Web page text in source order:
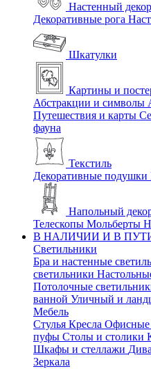
Настенный декор
Декоративные рога
Шкатулки
Картины и
Абстракции и символы
Путешествия и карты
фауна
Текстиль
Декоративные подушки
Напольный
Телескопы Мольберты
В НАЛИЧИИ И В
Светильники
Бра и настенные
светильники
Потолочные
ванной Уличный и
Мебель
Стулья Кресла Офисные
пуфы Столы и столики
Шкафы и стеллажи
Зеркала